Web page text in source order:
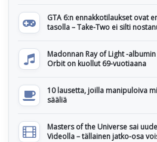
GTA 6:n ennakkotilaukset ovat
tasolla – Take-Two ei silti
Madonnan Ray of Light -
Orbit on kuollut 69-vuotiaana
10 lausetta, joilla manipuloiva
sääliä
Masters of the Universe sai
Videolla – tällainen jatko-osa